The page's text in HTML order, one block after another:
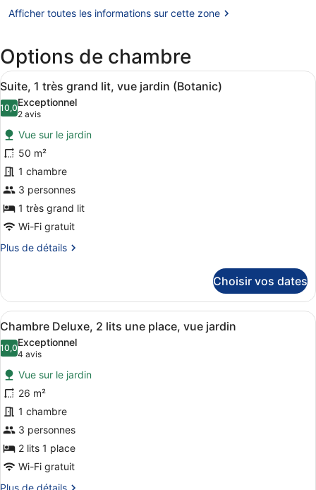
(BRU-
Afficher toutes les informations sur cette zone
Options de chambre
Afficher
toutes
les
photos
pour
ce
type
de
chambre :
Suite,
1
très
lit,
vue
jardin
(Botanic)
Une chambre d’hôtel moderne
24
Suite, 1 très grand lit, vue jardin (Botanic)
10,010,0 sur 10
Exceptionnel
2 avis
(2 avis)
Vue sur le jardin
50 m²
1 chambre
3 personnes
1 très grand lit
Wi-Fi gratuit
Plus de détails
Plus
le
type
de
chambre
Suite,
très
grand
lit,
vue
jardin
(Botanic)
Choisir vos dates
Afficher
toutes
les
photos
pour
ce
type
de
chambre :
Chambre
Deluxe,
Une chambre d’hôtel moderne
17
Chambre Deluxe, 2 lits une place, vue jardin
10,010,0 sur 10
Exceptionnel
4 avis
(4 avis)
Vue sur le jardin
26 m²
1 chambre
3 personnes
2 lits 1 place
Wi-Fi gratuit
Plus